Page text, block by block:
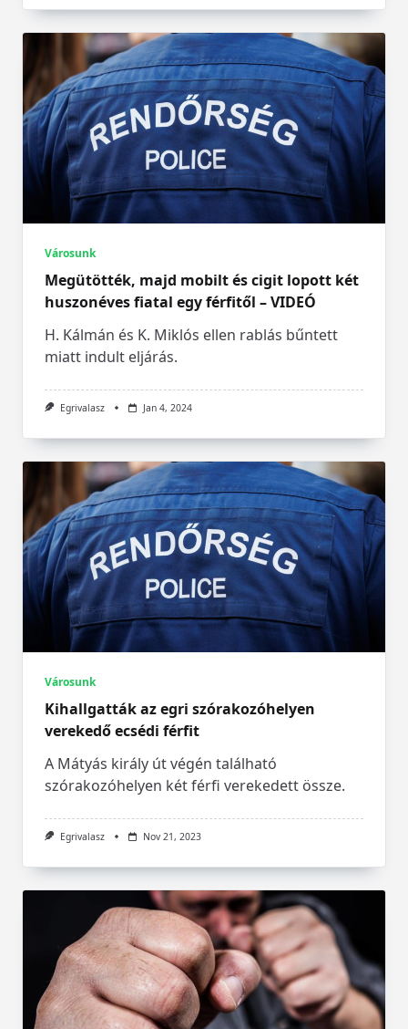
Városunk
Megütötték, majd mobilt és cigit lopott két
huszonéves fiatal egy férfitől – VIDEÓ
H. Kálmán és K. Miklós ellen rablás bűntett
miatt indult eljárás.
Egrivalasz Jan 4, 2024
Városunk
Kihallgatták az egri szórakozóhelyen
verekedő ecsédi férfit
A Mátyás király út végén található
szórakozóhelyen két férfi verekedett össze.
Egrivalasz Nov 21, 2023